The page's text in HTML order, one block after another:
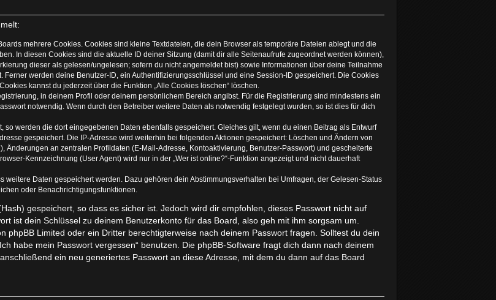
mehrere Cookies. Cookies sind kleine Textdateien, die dein Browser als temporäre Dateien ablegt und die
In diesen Cookies sind die aktuelle ID deiner Sitzung (damit dir alle Seitenaufrufe zugeordnet werden können),
dieser als gelesen/ungelesen; sofern du nicht angemeldet bist) sowie Informationen über deine Teilnahme
werden deine Benutzer-ID, ein Authentifizierungsschlüssel und eine Session-ID gespeichert. Die Cookies
kannst du jederzeit über die Funktion „Alle Cookies löschen“ löschen.
in deinem Profil oder deinem persönlichem Bereich angibst. Für die Registrierung sind mindestens ein
notwendig. Wenn durch den Betreiber weitere Daten als notwendig festgelegt wurden, so ist dies für dich
so werden die dort eingegebenen Daten ebenfalls gespeichert. Gleiches gilt, wenn du einen Beitrag als Entwurf
gespeichert. Die IP-Adresse wird weiterhin bei folgenden Aktionen gespeichert: Löschen und Ändern von
Änderungen an zentralen Profildaten (E-Mail-Adresse, Kontoaktivierung, Benutzer-Passwort) und gescheiterte
Kennzeichnung (User Agent) wird nur in der „Wer ist online?“-Funktion angezeigt und nicht dauerhaft
Daten gespeichert werden. Dazu gehören dein Abstimmungsverhalten bei Umfragen, der Gelesen-Status
oder Benachrichtigungsfunktionen.
gespeichert, so dass es sicher ist. Jedoch wird dir empfohlen, dieses Passwort nicht auf
ist dein Schlüssel zu deinem Benutzerkonto für das Board, also geh mit ihm sorgsam um.
phpBB Limited oder ein Dritter berechtigterweise nach deinem Passwort fragen. Solltest du dein
habe mein Passwort vergessen“ benutzen. Die phpBB-Software fragt dich dann nach deinem
ein neu generiertes Passwort an diese Adresse, mit dem du dann auf das Board